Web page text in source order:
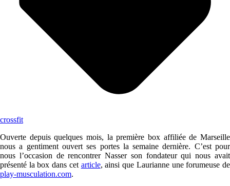
crossfit
Ouverte depuis quelques mois, la première box affiliée de Marseille
nous a gentiment ouvert ses portes la semaine dernière. C’est pour
nous l’occasion de rencontrer Nasser son fondateur qui nous avait
présenté la box dans cet article, ainsi que Laurianne une forumeuse de
play-musculation.com.